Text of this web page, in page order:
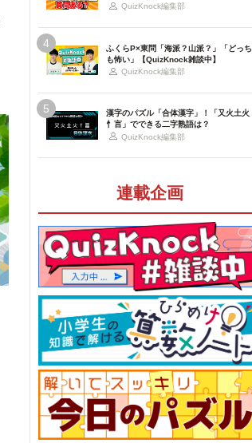
QuizKnock編集部
4
ふくらP×東問「海派？山派？」「どっち
も怖い」【QuizKnock雑談中】
QuizKnock編集部
5
漢字のパズル「合体漢字」！「又火土火
忄言」でできる二字熟語は？
QuizKnock編集部
連載企画